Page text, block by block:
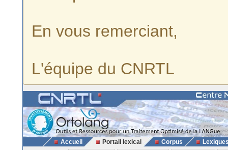
En vous remerciant,
L'équipe du CNRTL
Accueil Portail lexical Corpus